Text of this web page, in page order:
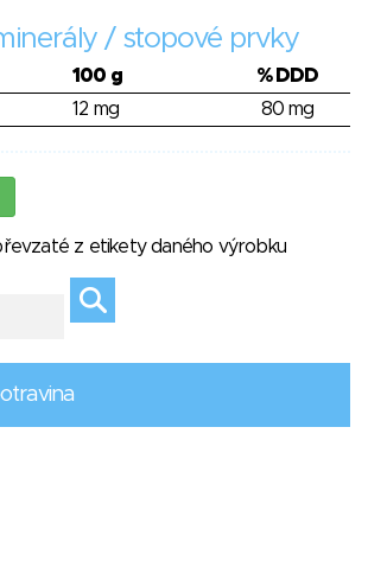
/ stopové prvky
100 g
% DDD
12 mg 80 mg
z etikety daného výrobku